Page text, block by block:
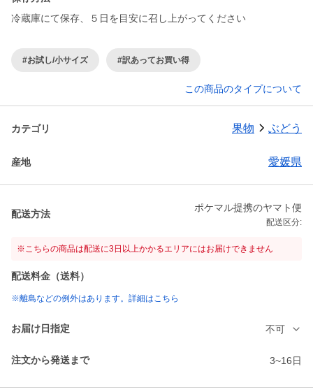
冷蔵庫にて保存、５日を目安に召し上がってください
#お試し/小サイズ #訳あってお買い得
この商品のタイプについて
カテゴリ 果物 ぶどう
産地 愛媛県
配送方法
ポケマル提携のヤマト便
配送区分:
※こちらの商品は配送に3日以上かかるエリアにはお届けできません
配送料金（送料）
※離島などの例外はあります。詳細はこちら
お届け日指定 不可
注文から発送まで 3~16日